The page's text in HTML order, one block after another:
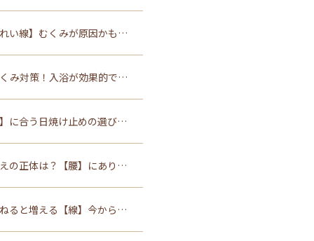
れい線】むくみが原因かも…
み対策！入浴が効果的で…
】に合う日焼け止めの選び…
の正体は？【腰】にあり…
ると増える【線】今から…